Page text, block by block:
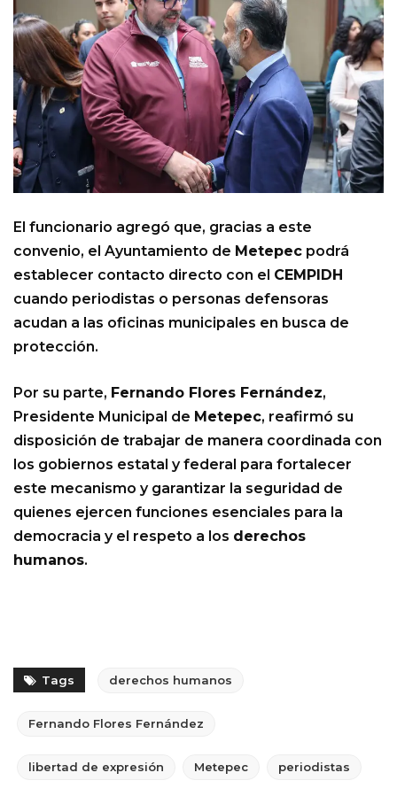
El funcionario agregó que, gracias a este
convenio, el Ayuntamiento de Metepec podrá
establecer contacto directo con el CEMPIDH
cuando periodistas o personas defensoras
acudan a las oficinas municipales en busca de
protección.
Por su parte, Fernando Flores Fernández,
Presidente Municipal de Metepec, reafirmó su
disposición de trabajar de manera coordinada con
los gobiernos estatal y federal para fortalecer
este mecanismo y garantizar la seguridad de
quienes ejercen funciones esenciales para la
democracia y el respeto a los derechos
humanos.
Tags derechos humanos
Fernando Flores Fernández
libertad de expresión Metepec periodistas